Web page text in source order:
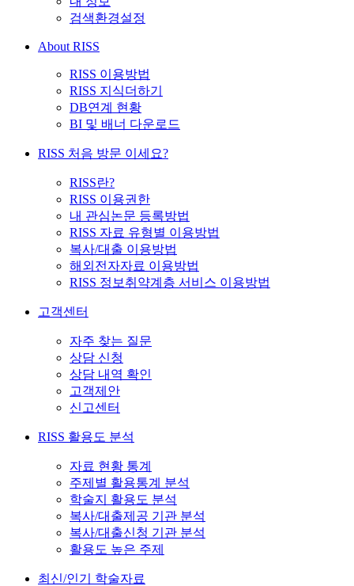
검색환경설정
About RISS
RISS 이용방법
RISS 지식더하기
DB연계 현황
BI 및 배너 다운로드
RISS 처음 방문 이세요?
RISS란?
RISS 이용권한
내 관심논문 등록방법
RISS 자료 유형별 이용방법
복사/대출 이용방법
해외전자자료 이용방법
RISS 정보취약계층 서비스 이용방법
고객센터
자주 찾는 질문
상담 신청
상담 내역 확인
고객제안
신고센터
RISS 활용도 분석
자료 현황 통계
주제별 활용통계 분석
학술지 활용도 분석
복사/대출제공 기관 분석
복사/대출신청 기관 분석
활용도 높은 주제
최신/인기 학술자료